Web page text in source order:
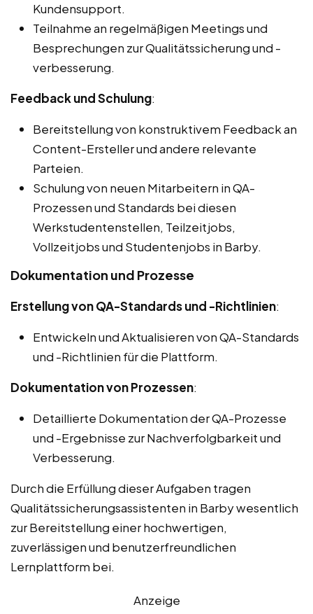
Kundensupport.
Teilnahme an regelmäßigen Meetings und
Besprechungen zur Qualitätssicherung und -
verbesserung.
Feedback und Schulung:
Bereitstellung von konstruktivem Feedback an
Content-Ersteller und andere relevante
Parteien.
Schulung von neuen Mitarbeitern in QA-
Prozessen und Standards bei diesen
Werkstudentenstellen, Teilzeitjobs,
Vollzeitjobs und Studentenjobs in Barby.
Dokumentation und Prozesse
Erstellung von QA-Standards und -Richtlinien:
Entwickeln und Aktualisieren von QA-Standards
und -Richtlinien für die Plattform.
Dokumentation von Prozessen:
Detaillierte Dokumentation der QA-Prozesse
und -Ergebnisse zur Nachverfolgbarkeit und
Verbesserung.
Durch die Erfüllung dieser Aufgaben tragen
Qualitätssicherungsassistenten in Barby wesentlich
zur Bereitstellung einer hochwertigen,
zuverlässigen und benutzerfreundlichen
Lernplattform bei.
Anzeige